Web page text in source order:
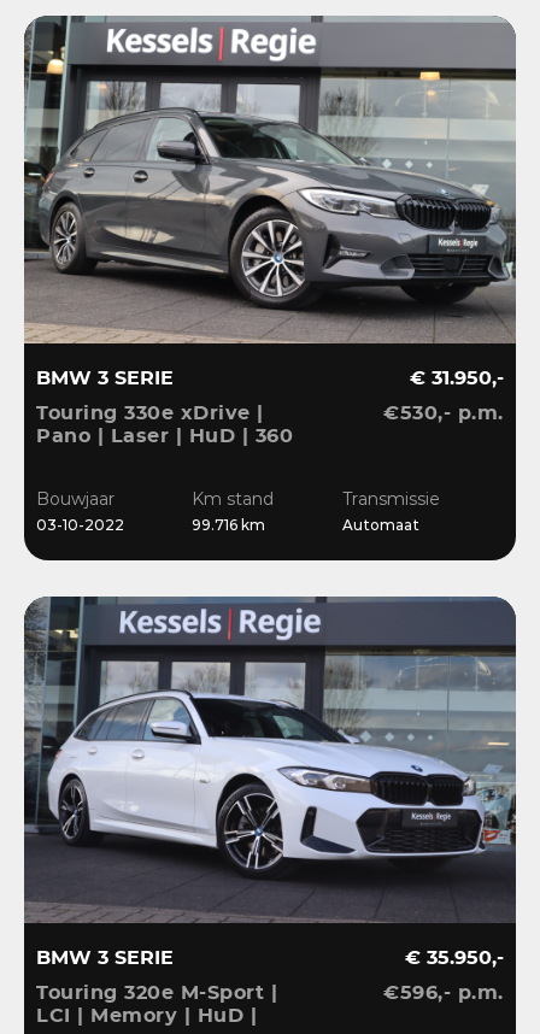
BMW 3 SERIE
Touring 330e xDrive |
Pano | Laser | HuD | 360
Dravit
€ 31.950,-
€530,- p.m.
Bouwjaar
03-10-2022
Km stand
99.716 km
Transmissie
Automaat
BMW 3 SERIE
Touring 320e M-Sport |
LCI | Memory | HuD |
€ 35.950,-
€596,- p.m.